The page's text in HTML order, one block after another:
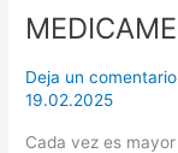
Deja un comentario
19.02.2025
Cada vez es
MEDICAMENTOS